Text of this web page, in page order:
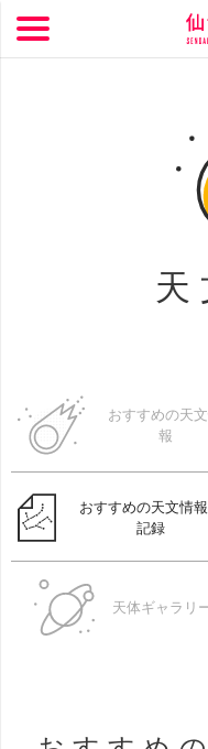
天
おすすめの天
報
おすすめの天文情
記録
天体ギャラリ